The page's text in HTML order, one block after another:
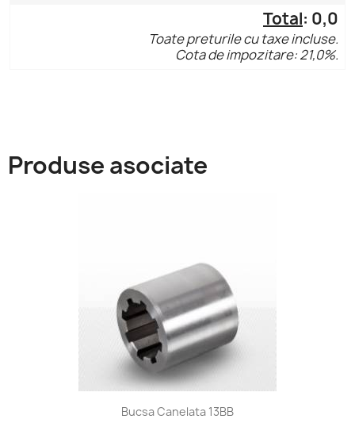
Total: 0,0
Toate preturile cu taxe incluse.
Cota de impozitare: 21,0%.
Produse asociate
Bucsa Canelata 13BB